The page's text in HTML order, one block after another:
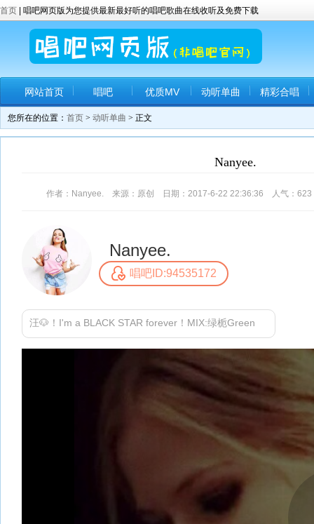
首页 | 唱吧网页版为您提供最新最好听的唱吧歌曲在线收听及免费下载
网站首页 唱吧 优质MV 动听单曲 精彩合唱
您所在的位置： 首页 > 动听单曲 > 正文
Nanyee.
作者：Nanyee. 来源：原创 日期：2017-6-22 22:36:36 人气： 623
Nanyee.
唱吧ID:94535172
汪🐶！I'm a BLACK STAR forever！MIX:绿栀Green